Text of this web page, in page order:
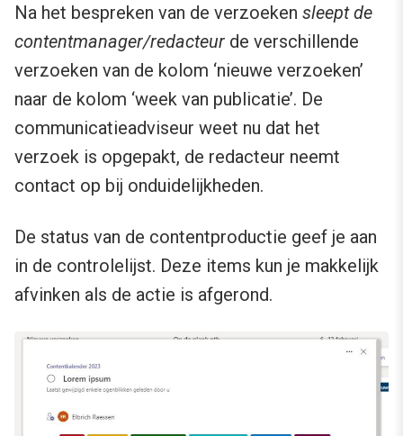
Na het bespreken van de verzoeken sleept de
contentmanager/redacteur de verschillende
verzoeken van de kolom ‘nieuwe verzoeken’
naar de kolom ‘week van publicatie’. De
communicatieadviseur weet nu dat het
verzoek is opgepakt, de redacteur neemt
contact op bij onduidelijkheden.
De status van de contentproductie geef je aan
in de controlelijst. Deze items kun je makkelijk
afvinken als de actie is afgerond.